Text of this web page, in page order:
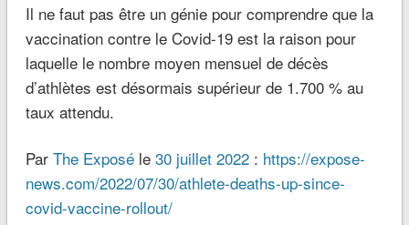
Il ne faut pas être un génie pour comprendre que la
vaccination contre le Covid-19 est la raison pour
laquelle le nombre moyen mensuel de décès
d’athlètes est désormais supérieur de 1.700 % au
taux attendu.
Par The Exposéle 30 juillet 2022: https://expose-
news.com/2022/07/30/athlete-deaths-up-since-
covid-vaccine-rollout/